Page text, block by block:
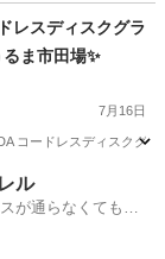
レスディスクグラ
ま市田場✨
7月16日
コードレスディスクグ
ル
が通らなくてもク